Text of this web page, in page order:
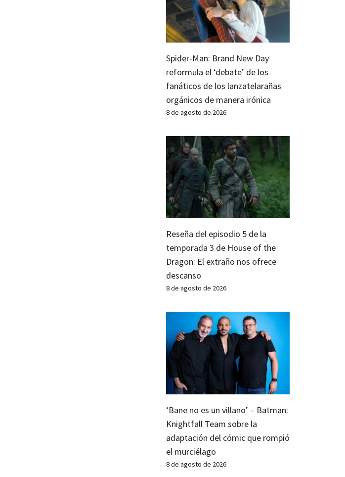
Spider-Man: Brand New Day
reformula el ‘debate’ de los
fanáticos de los lanzatelarañas
orgánicos de manera irónica
8 de agosto de 2026
Reseña del episodio 5 de la
temporada 3 de House of the
Dragon: El extraño nos ofrece
descanso
8 de agosto de 2026
‘Bane no es un villano’ – Batman:
Knightfall Team sobre la
adaptación del cómic que rompió
el murciélago
8 de agosto de 2026